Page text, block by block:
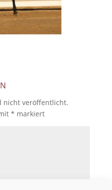
nicht veröffentlicht.
* markiert